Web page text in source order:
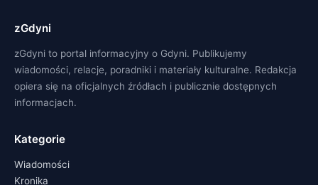
zGdyni
zGdyni to portal informacyjny o Gdyni. Publikujemy
wiadomości, relacje, poradniki i materiały kulturalne. Redakcja
opiera się na oficjalnych źródłach i publicznie dostępnych
informacjach.
Kategorie
Wiadomości
Kronika